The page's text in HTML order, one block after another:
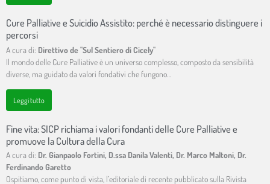
Cure Palliative e Suicidio Assistito: perché è necessario distinguere i
percorsi
A cura di: Direttivo de "Sul Sentiero di Cicely"
Il mondo delle Cure Palliative è un universo complesso, composto da sensibilità
diverse, ma guidato da valori fondativi che fungono…
Leggi tutto
Fine vita: SICP richiama i valori fondanti delle Cure Palliative e
promuove la Cultura della Cura
A cura di: Dr. Gianpaolo Fortini, D.ssa Danila Valenti, Dr. Marco Maltoni, Dr.
Ferdinando Garetto
Ospitiamo, come punto di vista, l’editoriale di recente pubblicato sulla Rivista